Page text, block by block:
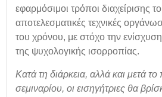
εφαρμόσιμοι τρόποι διαχείρισης
αποτελεσματικές τεχνικές
του χρόνου, με στόχο την
της ψυχολογικής ισορροπίας.
Κατά τη διάρκεια, αλλά και μετά το
σεμιναρίου, οι εισηγήτριες θα